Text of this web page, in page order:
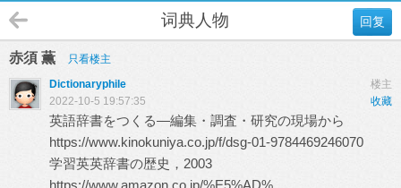
回复
词典人物
赤須 薫
只看楼主
楼主
Dictionaryphile
收藏
2022-10-5 19:57:35
英語辞書をつくる―編集・調査・研究の現場から
https://www.kinokuniya.co.jp/f/dsg-01-9784469246070
学習英英辞書の歴史，2003
https://www.amazon.co.jp/%E5%AD% ...